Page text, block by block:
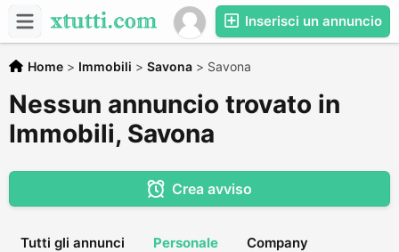
Inserisci un annuncio
Home > Immobili > Savona > Savona
Nessun annuncio trovato in
Immobili, Savona
Crea avviso
Tutti gli annunci Personale Company